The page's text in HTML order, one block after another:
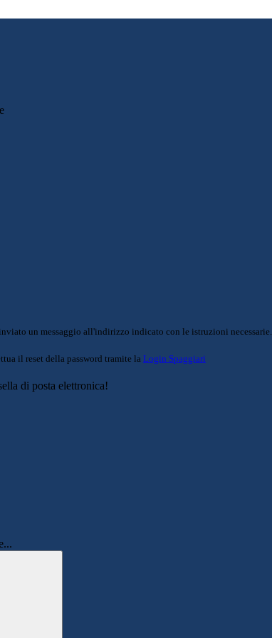
un messaggio all'indirizzo indicato con le istruzioni necessarie.
il reset della password tramite la Login Spaggiari
di posta elettronica!